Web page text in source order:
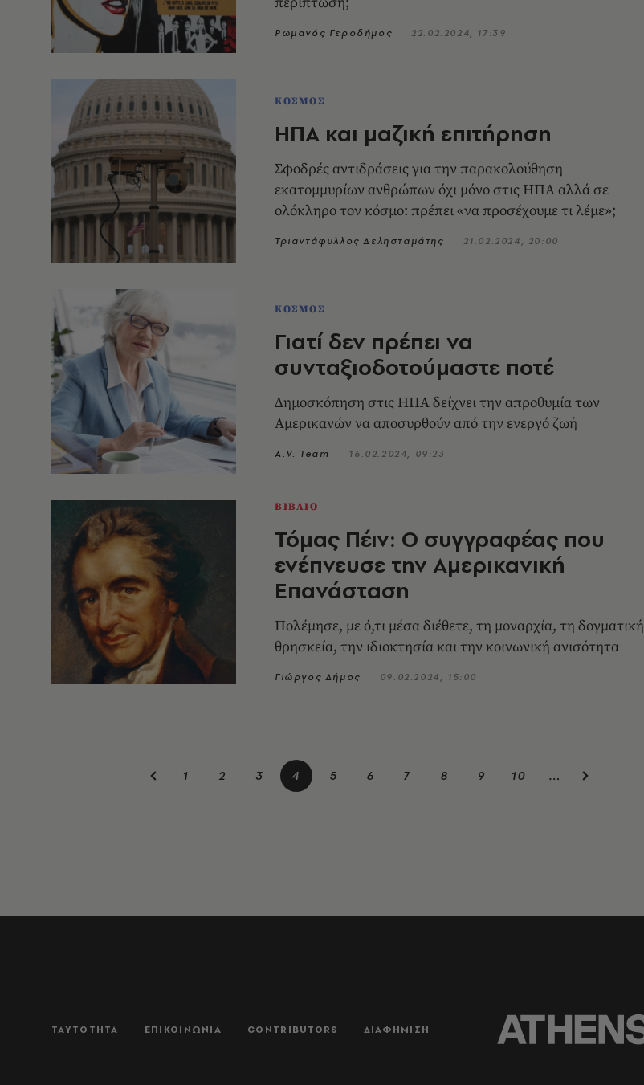
Ρωμανός Γεροδήμος 22.02.2024, 17:39
ΚΟΣΜΟΣ
ΗΠΑ και μαζική επιτήρηση
Σφοδρές αντιδράσεις για την παρακολούθηση
εκατομμυρίων ανθρώπων όχι μόνο στις ΗΠΑ αλλά σε
ολόκληρο τον κόσμο: πρέπει «να προσέχουμε τι λέμε»;
Τριαντάφυλλος Δελησταμάτης 21.02.2024, 20:00
ΚΟΣΜΟΣ
Γιατί δεν πρέπει να
συνταξιοδοτούμαστε ποτέ
Δημοσκόπηση στις ΗΠΑ δείχνει την απροθυμία των
Αμερικανών να αποσυρθούν από την ενεργό ζωή
A.V. Team 16.02.2024, 09:23
ΒΙΒΛΙΟ
Τόμας Πέιν: Ο συγγραφέας που
ενέπνευσε την Αμερικανική
Επανάσταση
Πολέμησε, με ό,τι μέσα διέθετε, τη μοναρχία, τη δογματική
θρησκεία, την ιδιοκτησία και την κοινωνική ανισότητα
Γιώργος Δήμος 09.02.2024, 15:00
1 2 3 4 5 6 7 8 9 10 …
ΤΑΥΤΟΤΗΤΑ ΕΠΙΚΟΙΝΩΝΙΑ CONTRIBUTORS ΔΙΑΦΗΜΙΣΗ